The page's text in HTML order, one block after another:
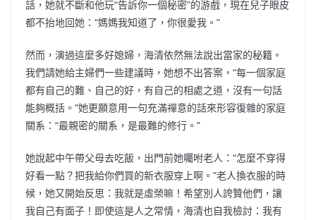
話，她就不斷和他玩“告訴你一個秘密”的游戲，現在兒子眼皮
都不抬地回她：“媽媽我知道了，你很愛我。”
然而，演過這麼多好媳婦，海清依然無法說出當家的秘籍。
我們請她給主婦們一些建議時，她想不出答案，“每一個家庭
都有自己的難、自己的好，有自己的相處之道，沒有一句話
能夠概括。”她更願意用一句充滿禪意的話來形容復雜的家庭
關系：“最親密的關系，是最難的修行。”
她說起中午帶父母去吃飯，出門前她囑咐老人：“怎麼不穿得
好看一點？把我給你們買的新衣服穿上啊。”老人換衣服的時
候，她又開始反思：我就是虛榮嘛！希望別人誇贊他們，讓
我自己有面子！即使這是人之常情，海清也自我檢討：我有